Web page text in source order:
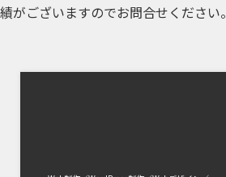
がございますのでお問合せください。